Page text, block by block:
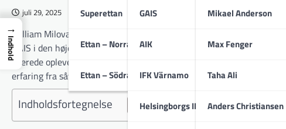
Superettan
Ettan – Norra
Ettan – Södra
GAIS
AIK
IFK Värnamo
Helsingborgs IF
Mikael Anderson
Max Fenger
Taha Ali
Anders Christiansen
juli 29, 2025
William Milovanovic (født 6. maj 2002 i Göteborg) er en svensk
GAIS i den højeste svenske række Allsvenskan. Den teknisk
allerede oplevet både udenlandske udfordringer, europæisk
erfaring fra såvel svenske som slovenske stadioner.
Indholdsfortegnelse
→
Indhold